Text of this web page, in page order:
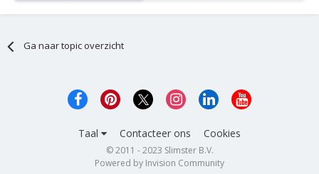
Ga naar topic overzicht
Taal Contacteer ons Cookies
© 2011 - 2023 Slimster B.V.
Powered by Invision Community